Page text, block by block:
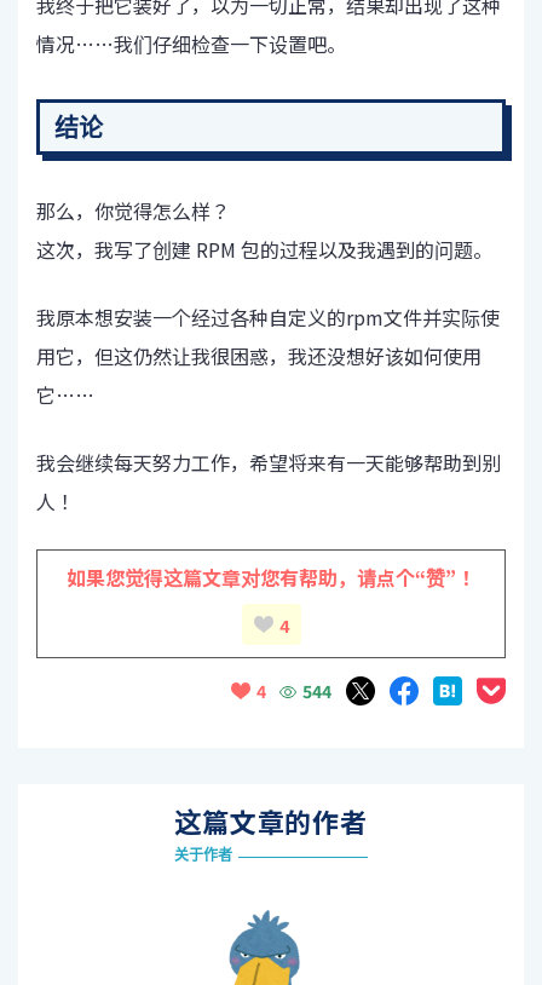
情况……我们仔细检查一下设置吧。
结论
那么，你觉得怎么样？
这次，我写了创建 RPM 包的过程以及我遇到的问题。
我原本想安装一个经过各种自定义的rpm文件并实际使
用它，但这仍然让我很困惑，我还没想好该如何使用
它……
我会继续每天努力工作，希望将来有一天能够帮助到别
人！
如果您觉得这篇文章对您有帮助， 请点个“赞”！
4
4 544
这篇文章的作者
关于作者